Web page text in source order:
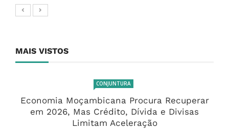
MAIS VISTOS
CONJUNTURA
Economia Moçambicana Procura Recuperar
em 2026, Mas Crédito, Dívida e Divisas
Limitam Aceleração